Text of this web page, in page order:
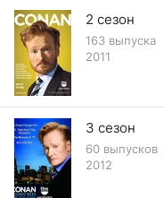
2 сезон
163 выпуска
2011
3 сезон
60 выпусков
2012